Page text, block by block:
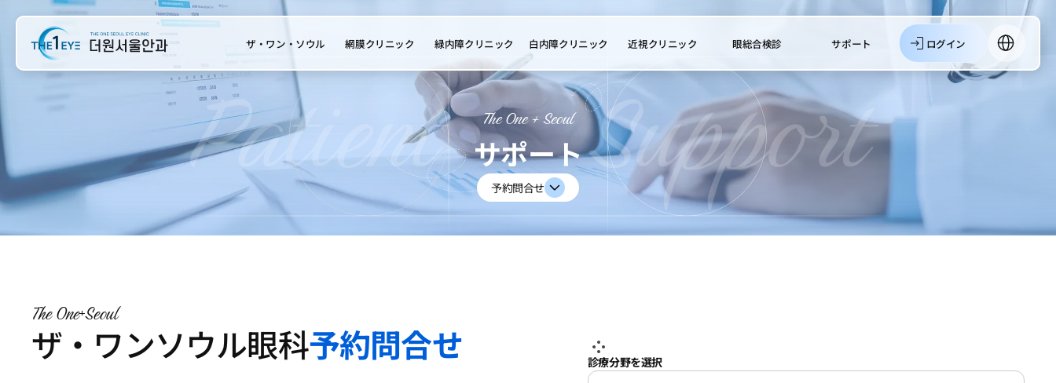
ザ・ワン・ソウル 網膜クリニック 緑内障クリニック 白内障クリニック 近視クリニック 眼総合検診 サポート ログイン
한국어
The One + Seoul
サポート
予約問合せ
The OneSeoul
ザ・ワンソウル眼科予約問合せ 診療分野を選択